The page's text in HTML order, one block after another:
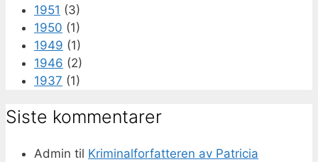
1951 (3)
1950 (1)
1949 (1)
1946 (2)
1937 (1)
Siste kommentarer
Admin til Kriminalforfatteren av Patricia